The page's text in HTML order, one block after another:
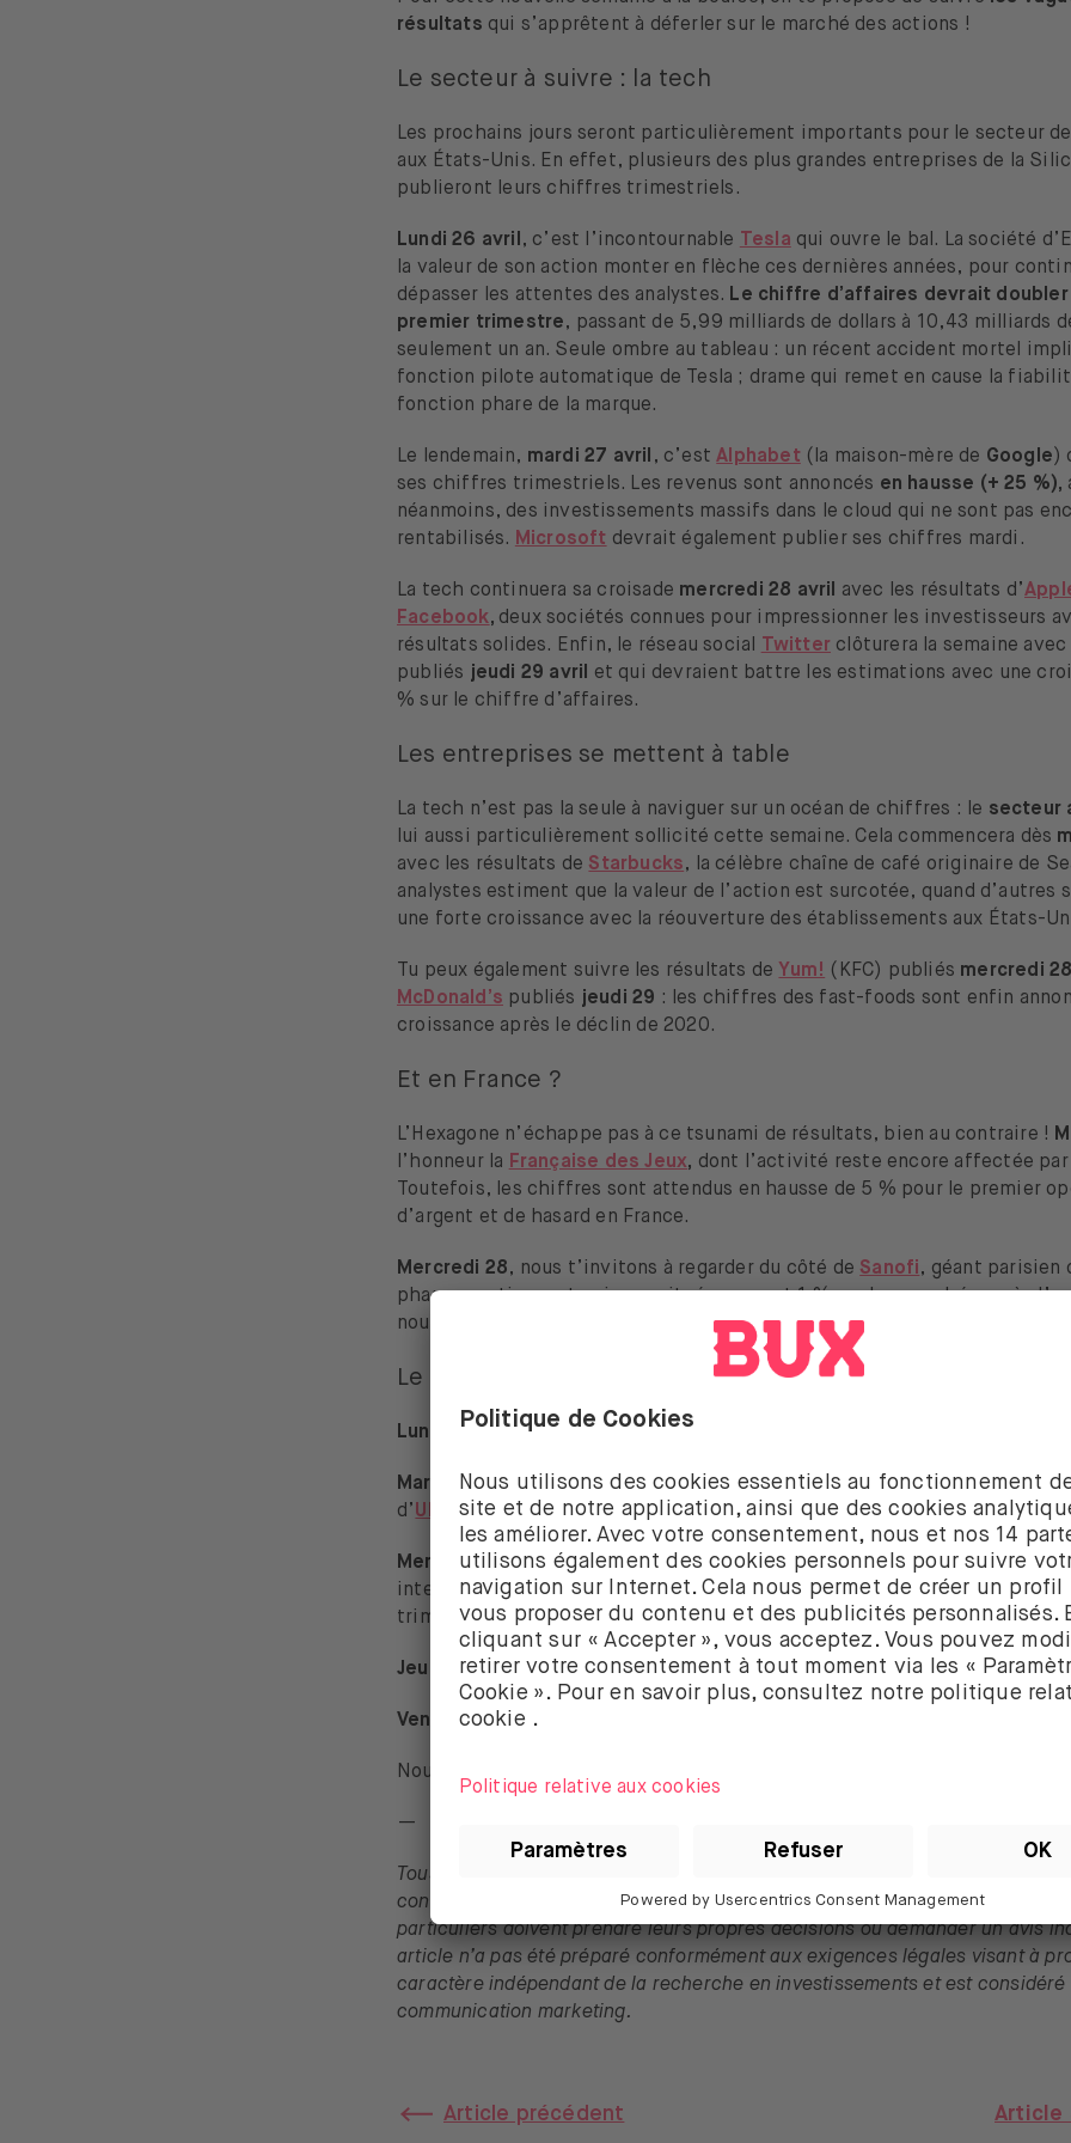
résultats qui s’apprêtent à déferler sur le marché des actions !
Le secteur à suivre : la tech
Les prochains jours seront particulièrement importants pour le secteur
aux États-Unis. En effet, plusieurs des plus grandes entreprises de la
publieront leurs chiffres trimestriels.
Lundi 26 avril , c’est l’incontournable Tesla qui ouvre le bal. La société
la valeur de son action monter en flèche ces dernières années, pour
dépasser les attentes des analystes. Le chiffre d’affaires devrait
premier trimestre, passant de 5,99 milliards de dollars à 10,43 milliards
seulement un an. Seule ombre au tableau : un récent accident mortel
fonction pilote automatique de Tesla ; drame qui remet en cause la
fonction phare de la marque.
Le lendemain, mardi 27 avril , c’estAlphabet(la maison-mère de Google )
ses chiffres trimestriels. Les revenus sont annoncés en hausse (+ 25 %),
néanmoins, des investissements massifs dans le cloud qui ne sont pas
rentabilisés. Microsoft devrait également publier ses chiffres mardi.
La tech continuera sa croisade mercredi 28 avril avec les résultats d’
Facebook, deux sociétés connues pour impressionner les investisseurs
résultats solides. Enfin, le réseau social
Twitter clôturera la semaine
publiés jeudi 29 avril
et qui devraient battre les estimations avec une
% sur le chiffre d’affaires.
Les entreprises se mettent à table
La tech n’est pas la seule à naviguer sur un océan de chiffres : le secteur
lui aussi particulièrement sollicité cette semaine. Cela commencera dès
avec les résultats de Starbucks, la célèbre chaîne de café originaire de
analystes estiment que la valeur de l’action est surcotée, quand d’autres
une forte croissance avec la réouverture des établissements aux États-
Tu peux également suivre les résultats de Yum! (KFC) publiés mercredi
McDonald’s publiés jeudi 29 : les chiffres des fast-foods sont enfin
croissance après le déclin de 2020.
Et en France ?
L’Hexagone n’échappe pas à ce tsunami de résultats, bien au contraire !
l’honneur la Française des Jeux, dont l’activité reste encore affectée par
Toutefois, les chiffres sont attendus en hausse de 5 % pour le premier
d’argent et de hasard en France.
Mercredi 28, nous t’invitons à regarder du côté de Sanofi, géant parisien
pharmaceutique, et qui gagnait récemment 1 % sur les marchés après
nouveau traitement contre une maladie des os.
Le calendrier économique
Lundi – Indice Ifo allemand du climat des affaires.
Mardi –Indice de confiance des consommateurs aux États-Unis, chiffres
d’UPS et deVisa.
Mercredi –Dépenses de consommation des ménages en France, balance
international de biens et chiffres des stocks de pétrole aux États-Unis,
trimestriels d’Altice,Boeing,et d’eBay
Jeudi –PIB américain du premier trimestre, chiffres trimestriels d’
Vendredi– Chiffres trimestriels d’
Nous te retrouvons la semaine prochaine pour de nouvelles aventures sur
—
Tous les points de vue, opinions et analyses présentés dans cet article ne
considérés comme des conseils d’investissement personnels et les
particuliers doivent prendre leurs propres décisions ou demander un avis
article n’a pas été préparé conformément aux exigences légales visant à
caractère indépendant de la recherche en investissements et est considéré
communication marketing.
Article précédent Article